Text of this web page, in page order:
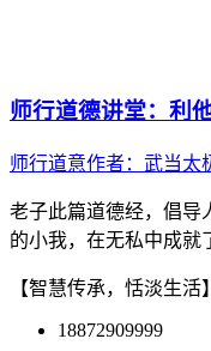
师行道德讲堂：利
师行道意作者： 武当太
老子此篇道德经，倡导
的小我，在无私中成就
【智慧传承，恬淡生活
18872909999